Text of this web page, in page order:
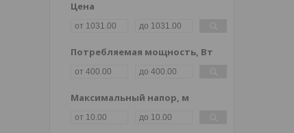
Цена
Потребляемая мощность, Вт
Максимальный напор, м